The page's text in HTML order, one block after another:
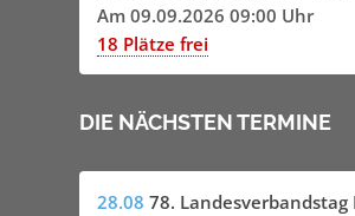
Am 09.09.2026 09:00 Uhr
18 Plätze frei
DIE NÄCHSTEN TERMINE
28.08 78. Landesverbandstag